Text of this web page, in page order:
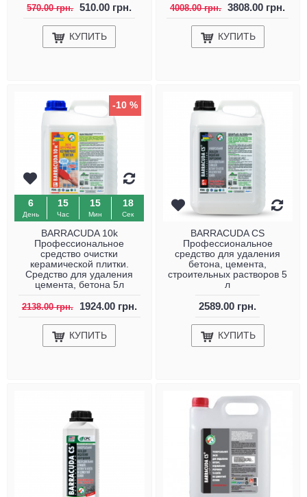
570.00 грн. 510.00 грн.
КУПИТЬ
4008.00 грн. 3808.00 грн.
КУПИТЬ
-10 %
6
День
15
Час
15
Мин
17
Сек
BARRACUDA 10k
Профессиональное
средство очистки
керамической плитки.
Средство для удаления
цемента, бетона 5л
2138.00 грн. 1924.00 грн.
КУПИТЬ
BARRACUDA CS
Профессиональное
средство для удаления
бетона, цемента,
строительных растворов 5
л
2589.00 грн.
КУПИТЬ